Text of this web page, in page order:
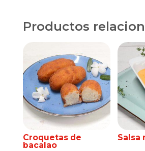
Productos
Croquetas de
bacalao
Salsa